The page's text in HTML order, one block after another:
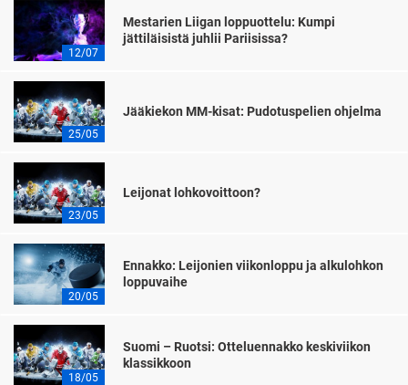
12/07
Mestarien Liigan loppuottelu: Kumpi
jättiläisistä juhlii Pariisissa?
25/05
Jääkiekon MM-kisat: Pudotuspelien ohjelma
23/05
Leijonat lohkovoittoon?
20/05
Ennakko: Leijonien viikonloppu ja alkulohkon
loppuvaihe
18/05
Suomi – Ruotsi: Otteluennakko keskiviikon
klassikkoon